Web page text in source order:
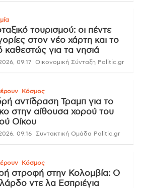
τουρισμού: οι πέντε
στον νέο χάρτη και το
καθεστώς για τα νησιά
09:17 Οικονομική Σύνταξη Politic.gr
Κόσμος
αντίδραση Τραμπ για το
στην αίθουσα χορού του
Οίκου
09:16 Συντακτική Ομάδα Politic.gr
Κόσμος
στροφή στην Κολομβία: Ο
ντε λα Εσπριέγια